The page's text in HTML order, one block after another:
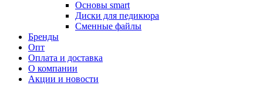
Основы smart
Диски для педикюра
Сменные файлы
Бренды
Опт
Оплата и доставка
О компании
Акции и новости